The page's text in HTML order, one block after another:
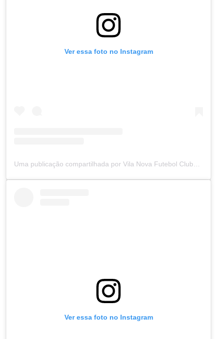
Ver essa foto no Instagram
Ver essa foto no Instagram